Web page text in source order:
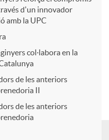
d'un innovador
amb la UPC
col·labora en la
de les anteriors
II
de les anteriors